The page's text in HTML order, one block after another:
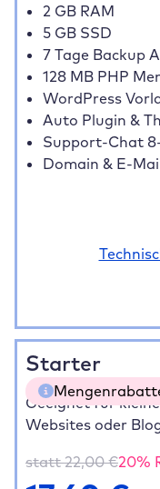
2 GB RAM
5 GB SSD
7 Tage Backup
128 MB PHP
WordPress
Auto Plugin &
Support-Chat
Domain & E-
Starter
5 Websites20%
10 Websites35%
Geeignet für
Websites oder
statt22,00€20%